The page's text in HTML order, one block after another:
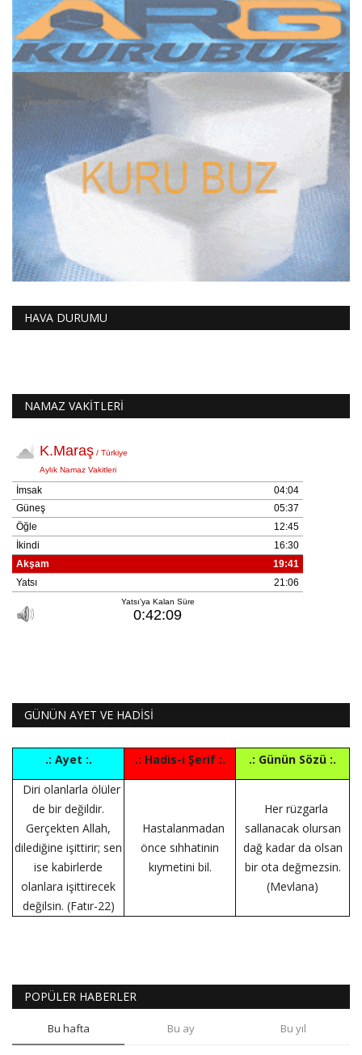
HAVA DURUMU
NAMAZ VAKİTLERİ
GÜNÜN AYET VE HADİSİ
.: Ayet :. .: Hadis-i Şerif :.
.: Günün Sözü :.
Diri olanlarla ölüler
de bir değildir.
Gerçekten Allah,
dilediğine işittirir; sen
ise kabirlerde
olanlara işittirecek
değilsin. (Fatır-22)
Hastalanmadan
önce sıhhatinin
kıymetini bil.
Her rüzgarla
sallanacak olursan
dağ kadar da olsan
bir ota değmezsin.
(Mevlana)
POPÜLER HABERLER
Bu hafta Bu ay Bu yıl